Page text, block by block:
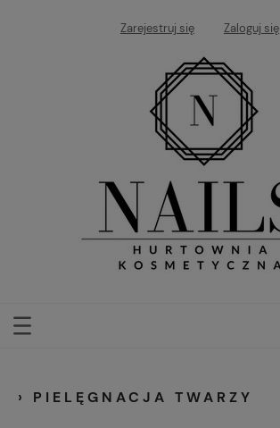
Zarejestruj się Zaloguj się
› PIELĘGNACJA TWARZY